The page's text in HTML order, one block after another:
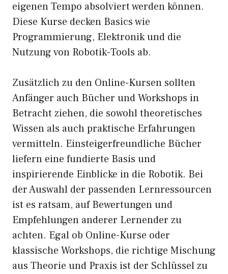
eigenen Tempo absolviert werden können.
Diese Kurse decken Basics wie
Programmierung, Elektronik und die
Nutzung von Robotik-Tools ab.
Zusätzlich zu den Online-Kursen sollten
Anfänger auch Bücher und Workshops in
Betracht ziehen, die sowohl theoretisches
Wissen als auch praktische Erfahrungen
vermitteln. Einsteigerfreundliche Bücher
liefern eine fundierte Basis und
inspirierende Einblicke in die Robotik. Bei
der Auswahl der passenden Lernressourcen
ist es ratsam, auf Bewertungen und
Empfehlungen anderer Lernender zu
achten. Egal ob Online-Kurse oder
klassische Workshops, die richtige Mischung
aus Theorie und Praxis ist der Schlüssel zu